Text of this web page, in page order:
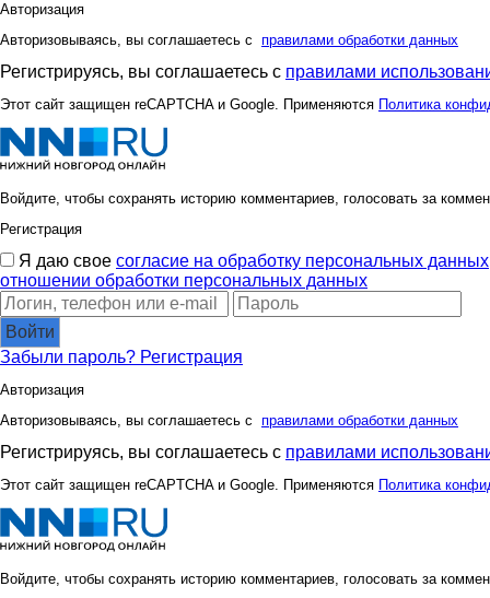
Авторизация
Авторизовываясь, вы соглашаетесь с правилами обработки данных
Регистрируясь, вы соглашаетесь с правилами
Этот сайт защищен reCAPTCHA и Google. Применяются Политика
Войдите, чтобы сохранять историю комментариев, голосовать за
Регистрация
Я даю свое согласие на обработку персональных данных
отношении обработки персональных данных
Войти
Забыли пароль? Регистрация
Авторизация
Авторизовываясь, вы соглашаетесь с правилами обработки данных
Регистрируясь, вы соглашаетесь с правилами
Этот сайт защищен reCAPTCHA и Google. Применяются Политика
Войдите, чтобы сохранять историю комментариев, голосовать за